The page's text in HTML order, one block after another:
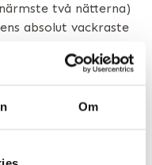
Om
två nätterna)
absolut vackraste
att utforska fartyget